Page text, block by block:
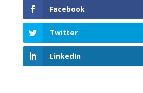
Facebook
Twitter
LinkedIn